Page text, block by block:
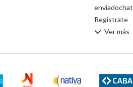
enviadochat
Registrate
Ver más